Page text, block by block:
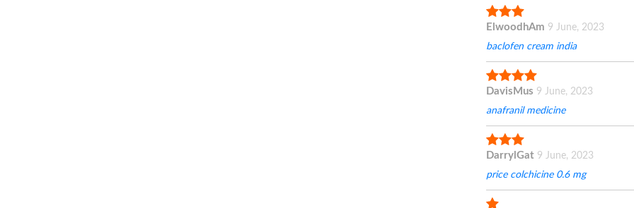
ElwoodhAm 9 June, 2023
baclofen cream india
DavisMus 9 June, 2023
anafranil medicine
DarrylGat 9 June, 2023
price colchicine 0.6 mg